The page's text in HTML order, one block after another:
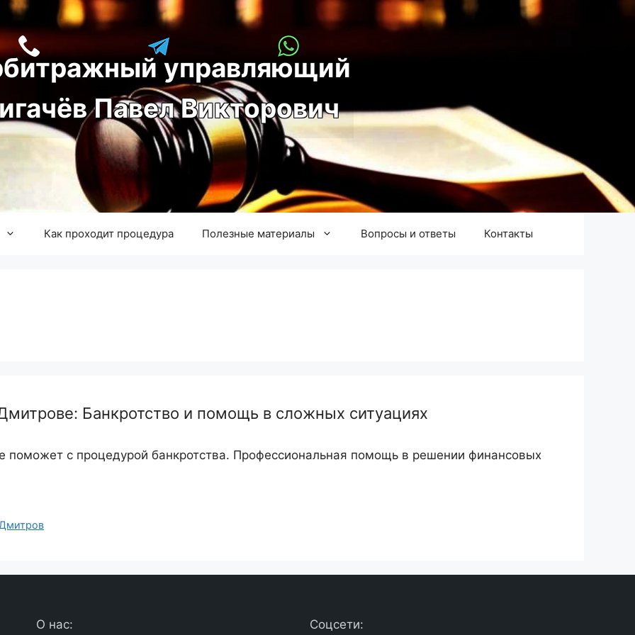
управляющий
игачёв Павел Викторович
Как проходит процедура Полезные материалы Вопросы и ответы Контакты
Банкротство и помощь в сложных ситуациях
с процедурой банкротства. Профессиональная помощь в решении финансовых
Дмитров
О нас: Соцсети: